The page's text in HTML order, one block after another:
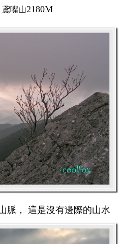
鳶嘴山2180M
脈， 這是沒有邊際的山水